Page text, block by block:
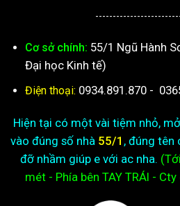
Cơ sở chính: 55/1 Ngũ Hành
Đại học Kinh tế)
Điện thoại: 0934.891.870 -
Hiện tại có một vài tiệm nhỏ,
vào đúng số nhà 55/1 , đúng tên
đỡ nhầm giúp e với ac nha.
mét - Phía bên TAY TRÁI - Cty